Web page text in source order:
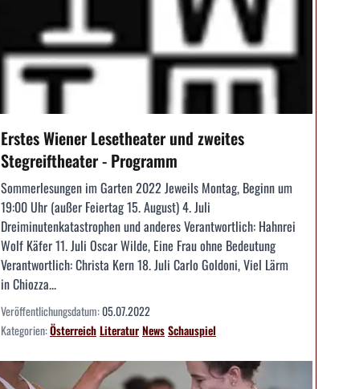
Erstes Wiener Lesetheater und zweites
Stegreiftheater - Programm
Sommerlesungen im Garten 2022 Jeweils Montag, Beginn um
19:00 Uhr (außer Feiertag 15. August) 4. Juli
Dreiminutenkatastrophen und anderes Verantwortlich: Hahnrei
Wolf Käfer 11. Juli Oscar Wilde, Eine Frau ohne Bedeutung
Verantwortlich: Christa Kern 18. Juli Carlo Goldoni, Viel Lärm
in Chiozza...
Veröffentlichungsdatum:05.07.2022
Kategorien:ÖsterreichLiteraturNewsSchauspiel